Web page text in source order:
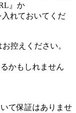
』か
入れておいてくだ
控えください。
かもしれません
て保証はありませ